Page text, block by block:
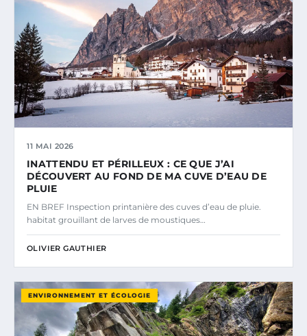
11 MAI 2026
INATTENDU ET PÉRILLEUX : CE QUE J’AI
DÉCOUVERT AU FOND DE MA CUVE D’EAU DE
PLUIE
EN BREF Inspection printanière des cuves d’eau de pluie.
habitat grouillant de larves de moustiques…
OLIVIER GAUTHIER
ENVIRONNEMENT ET ÉCOLOGIE